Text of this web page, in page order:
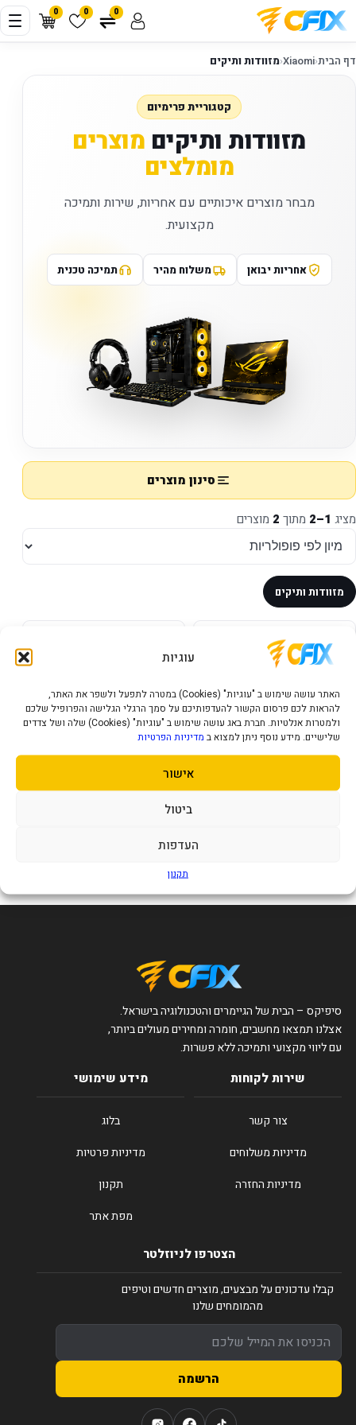
עוגיות
האתר עושה שימוש ב "עוגיות" (Cookies) במטרה לתפעל ולשפר את האתר,
להראות לכם פרסום הקשור להעדפותיכם על סמך הרגלי הגלישה והפרופיל שלכם
ולמטרות אנלטיות. חברת באג עושה שימוש ב "עוגיות" (Cookies) שלה ושל צדדים
שלישיים. מידע נוסף ניתן למצוא ב מדיניות הפרטיות
אישור
ביטול
העדפות
תקנון
0 0 0
דף הבית‹
Xiaomi
‹מזוודות ותיקים
קטגוריית פרימיום
מזוודות ותיקים מוצרים
מומלצים
מבחר מוצרים איכותיים עם אחריות, שירות ותמיכה
מקצועית.
אחריות יבואן משלוח מהיר תמיכה טכנית
סינון מוצרים
מציג 1–2 מתוך 2 מוצרים
מזוודות ותיקים
תיק גב 17 ליטר דגם Mi City
תיק גב 21 ליטר דוחה מים דגם
Xiaomi Commuter Backpack
סיפיקס – הבית של הגיימרים והטכנולוגיה בישראל.
אצלנו תמצאו מחשבים, חומרה ומחירים מעולים ביותר,
עם ליווי מקצועי ותמיכה ללא פשרות.
שירות לקוחות
צור קשר
מדיניות משלוחים
מדיניות החזרה
מידע שימושי
בלוג
מדיניות פרטיות
תקנון
מפת אתר
הצטרפו לניוזלטר
קבלו עדכונים על מבצעים, מוצרים חדשים וטיפים
מהמומחים שלנו
הרשמה